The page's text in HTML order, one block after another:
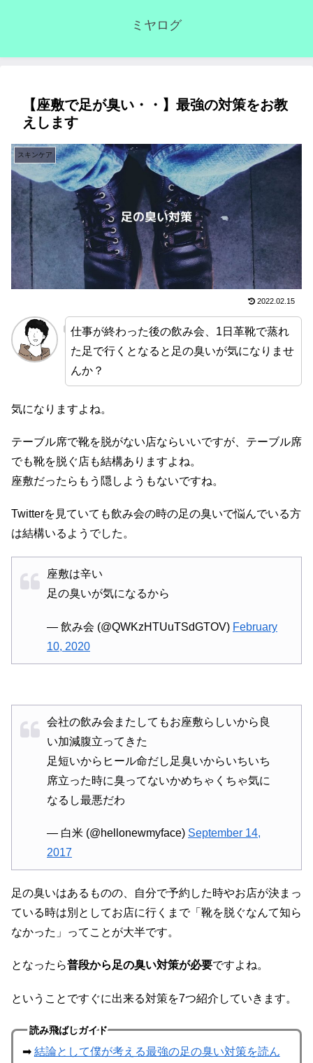
ミヤログ
【座敷で足が臭い・・】最強の対策をお教
えします
スキンケア
2022.02.15
仕事が終わった後の飲み会、1日革靴で蒸れ
た足で行くとなると足の臭いが気になりませ
んか？
気になりますよね。
テーブル席で靴を脱がない店ならいいですが、テーブル席
でも靴を脱ぐ店も結構ありますよね。
座敷だったらもう隠しようもないですね。
Twitterを見ていても飲み会の時の足の臭いで悩んでいる方
は結構いるようでした。
座敷は辛い
足の臭いが気になるから
— 飲み会 (@QWKzHTUuTSdGTOV) February
10, 2020
会社の飲み会またしてもお座敷らしいから良
い加減腹立ってきた
足短いからヒール命だし足臭いからいちいち
席立った時に臭ってないかめちゃくちゃ気に
なるし最悪だわ
— 白米 (@hellonewmyface) September 14,
2017
足の臭いはあるものの、自分で予約した時やお店が決まっ
ている時は別としてお店に行くまで「靴を脱ぐなんて知ら
なかった」ってことが大半です。
となったら普段から足の臭い対策が必要ですよね。
ということですぐに出来る対策を7つ紹介していきます。
読み飛ばしガイド
➡ 結論として僕が考える最強の足の臭い対策を読ん